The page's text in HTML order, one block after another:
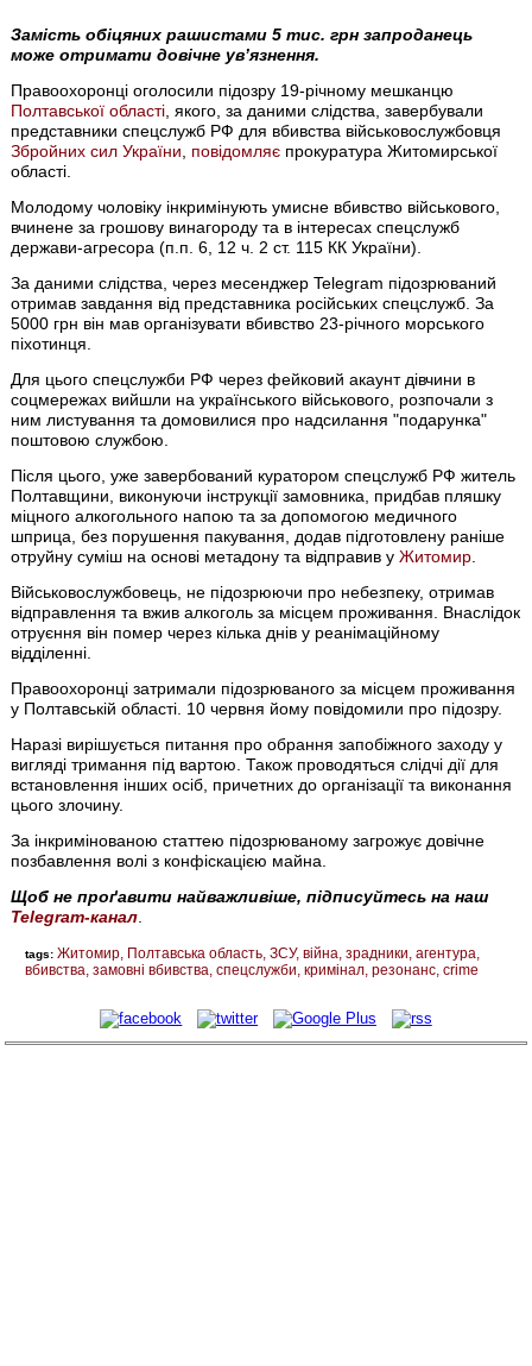
Замість обіцяних рашистами 5 тис. грн запроданець
може отримати довічне ув’язнення.
Правоохоронці оголосили підозру 19-річному мешканцю
Полтавської області , якого, за даними слідства, завербували
представники спецслужб РФ для вбивства військовослужбовця
Збройних сил України
повідомляє прокуратура Житомирської
області.
Молодому чоловіку інкримінують умисне вбивство військового,
вчинене за грошову винагороду та в інтересах спецслужб
держави-агресора (п.п. 6, 12 ч. 2 ст. 115 КК України).
За даними слідства, через месенджер Telegram підозрюваний
отримав завдання від представника російських спецслужб. За
5000 грн він мав організувати вбивство 23-річного морського
піхотинця.
Для цього спецслужби РФ через фейковий акаунт дівчини в
соцмережах вийшли на українського військового, розпочали з
ним листування та домовилися про надсилання "подарунка"
поштовою службою.
Після цього, уже завербований куратором спецслужб РФ житель
Полтавщини, виконуючи інструкції замовника, придбав пляшку
міцного алкогольного напою та за допомогою медичного
шприца, без порушення пакування, додав підготовлену раніше
отруйну суміш на основі метадону та відправив уЖитомир
Військовослужбовець, не підозрюючи про небезпеку, отримав
відправлення та вжив алкоголь за місцем проживання. Внаслідок
отруєння він помер через кілька днів у реанімаційному
відділенні.
Правоохоронці затримали підозрюваного за місцем проживання
у Полтавській області. 10 червня йому повідомили про підозру.
Наразі вирішується питання про обрання запобіжного заходу у
вигляді тримання під вартою. Також проводяться слідчі дії для
встановлення інших осіб, причетних до організації та виконання
цього злочину.
За інкримінованою статтею підозрюваному загрожує довічне
позбавлення волі з конфіскацією майна.
Щоб не проґавити найважливіше, підписуйтесь на наш
Telegram-канал
tags: Житомир Полтавська область ЗСУ війна зрадники агентура
вбивства замовні вбивства спецслужби кримінал резонанс crime